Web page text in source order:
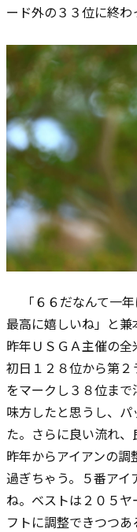
ード外の３３位に終わ
「６６だなんて一
最高に嬉しいね」と兼
昨年ＵＳＧＡ主催の全
初日１２８位から第
をマークし３８位ま
味方したと思うし、
た。さらに良い流れ、
昨年からアイアンの
過ぎちゃう。５番ア
ね。ベストは２０５
フトに調整できつつ